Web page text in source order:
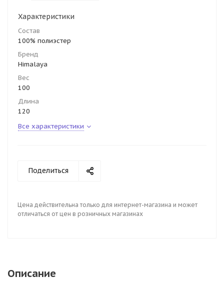
Характеристики
Состав
100% полиэстер
Бренд
Himalaya
Вес
100
Длина
120
Все характеристики
Поделиться
Цена действительна только для интернет-магазина и может
отличаться от цен в розничных магазинах
Описание